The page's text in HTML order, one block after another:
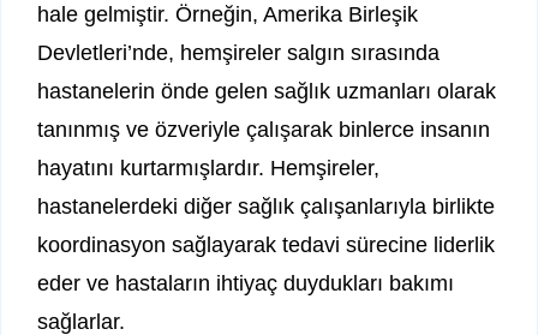
hale gelmiştir. Örneğin, Amerika Birleşik
Devletleri’nde, hemşireler salgın sırasında
hastanelerin önde gelen sağlık uzmanları olarak
tanınmış ve özveriyle çalışarak binlerce insanın
hayatını kurtarmışlardır. Hemşireler,
hastanelerdeki diğer sağlık çalışanlarıyla birlikte
koordinasyon sağlayarak tedavi sürecine liderlik
eder ve hastaların ihtiyaç duydukları bakımı
sağlarlar.